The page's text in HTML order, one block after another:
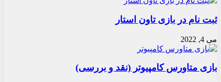
ثبت نام در بازی تاون استار
می 4, 2022
بازی متاورس کامپیوتر (نقد و بررسی)